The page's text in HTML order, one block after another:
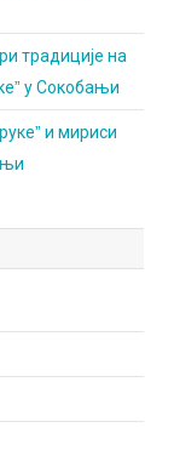
традиције на
у Сокобањи
и мириси